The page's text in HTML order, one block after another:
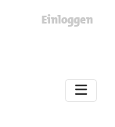
Einloggen